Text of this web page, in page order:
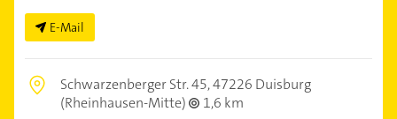
E-Mail
Schwarzenberger Str. 45,47226 Duisburg
(Rheinhausen-Mitte)
1,6 km